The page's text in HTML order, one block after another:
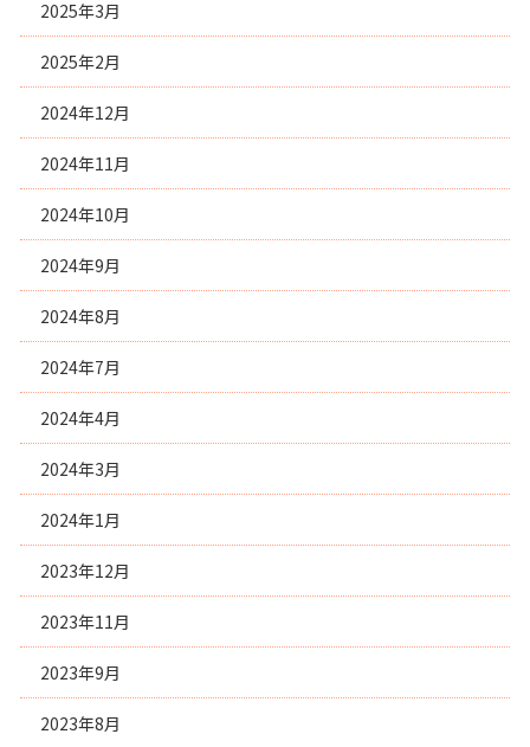
2025年3月
2025年2月
2024年12月
2024年11月
2024年10月
2024年9月
2024年8月
2024年7月
2024年4月
2024年3月
2024年1月
2023年12月
2023年11月
2023年9月
2023年8月